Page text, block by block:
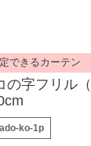
できるカーテン
字フリル
ko-1p